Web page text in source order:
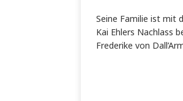
Seine Familie ist mit
Kai Ehlers Nachlass
Frederike von